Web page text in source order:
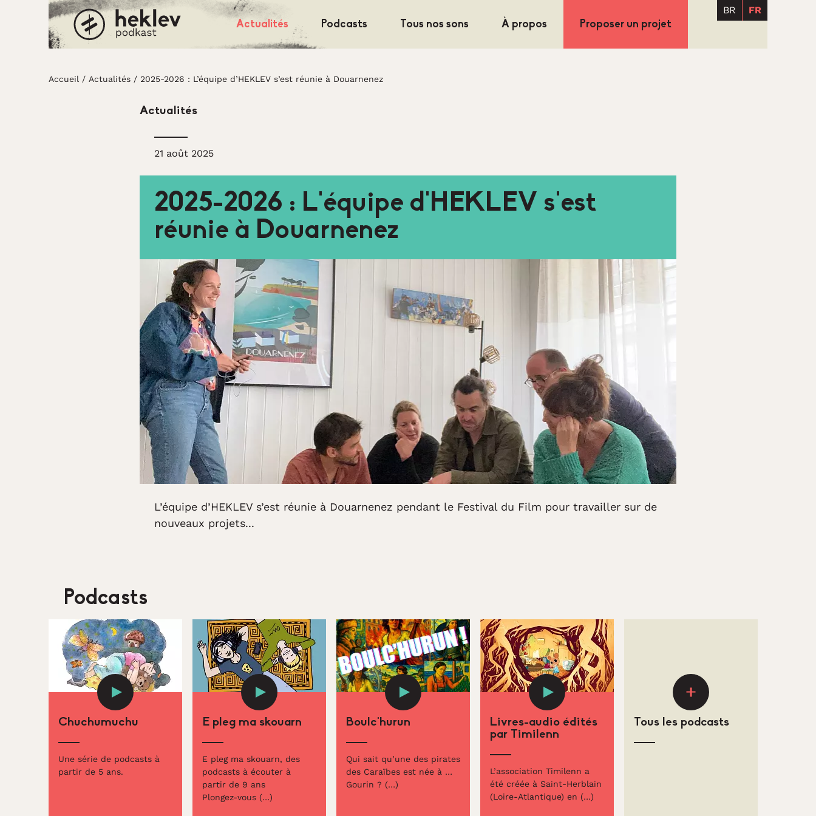
Accueil
Actualités Podcasts Tous nos sons À propos Proposer un projet
BR FR
Accueil / Actualités / 2025-2026 : L’équipe d’HEKLEV s’est réunie à Douarnenez
Actualités
21 août 2025
2025-2026 : L’équipe d’HEKLEV s’est
réunie à Douarnenez
L’équipe d’HEKLEV s’est réunie à Douarnenez pendant le Festival du Film pour travailler sur de
nouveaux projets...
Podcasts
Chuchumuchu
Une série de podcasts à
partir de 5 ans.
E pleg ma skouarn
E pleg ma skouarn, des
podcasts à écouter à
partir de 9 ans
Plongez-vous (…)
Boulc’hurun
Qui sait qu’une des pirates
des Caraïbes est née à …
Gourin ? (…)
Livres-audio édités
par Timilenn
L’association Timilenn a
été créée à Saint-Herblain
(Loire-Atlantique) en (…)
Tous les podcasts